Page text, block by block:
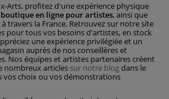
Arts, profitez d'une expérience physique
boutique en ligne pour artistes, ainsi que
à travers la France. Retrouvez sur notre site
pour tous vos besoins d'artistes, en stock
une expérience privilégiée et un
auprès de nos conseillères et
Nos équipes et artistes partenaires créent
nombreux articles sur notre blogdans le
vos choix ou vos démonstrations